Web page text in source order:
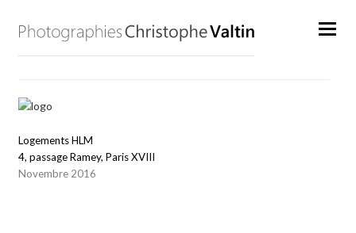
Logements HLM
4, passage Ramey, Paris XVIII
Novembre 2016